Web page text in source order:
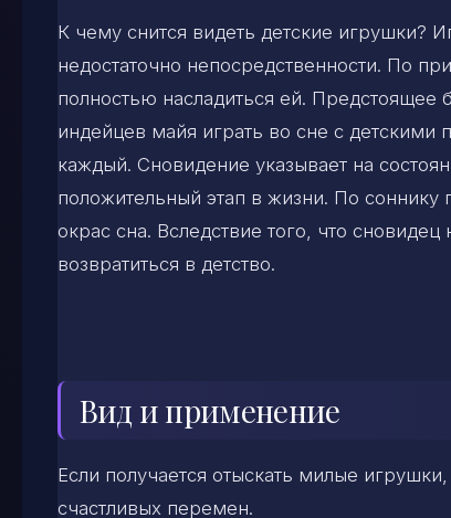
К чему снится видеть детские игрушки?
недостаточно непосредственности. По
полностью насладиться ей.
индейцев майя играть во сне с детскими
каждый. Сновидение указывает на
положительный этап в жизни. По
окрас сна. Вследствие того, что
возвратиться в детство.
Вид и применение
Если получается отыскать милые
счастливых перемен.